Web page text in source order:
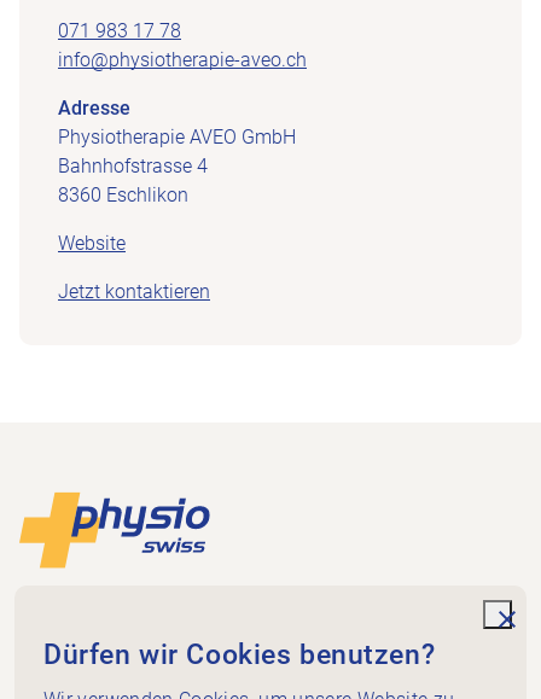
071 983 17 78
info@physiotherapie-aveo.ch
Adresse
Physiotherapie AVEO GmbH
Bahnhofstrasse 4
8360 Eschlikon
Website
Jetzt kontaktieren
Footer
Dammweg 3
3013 Bern
Dürfen wir Cookies benutzen?